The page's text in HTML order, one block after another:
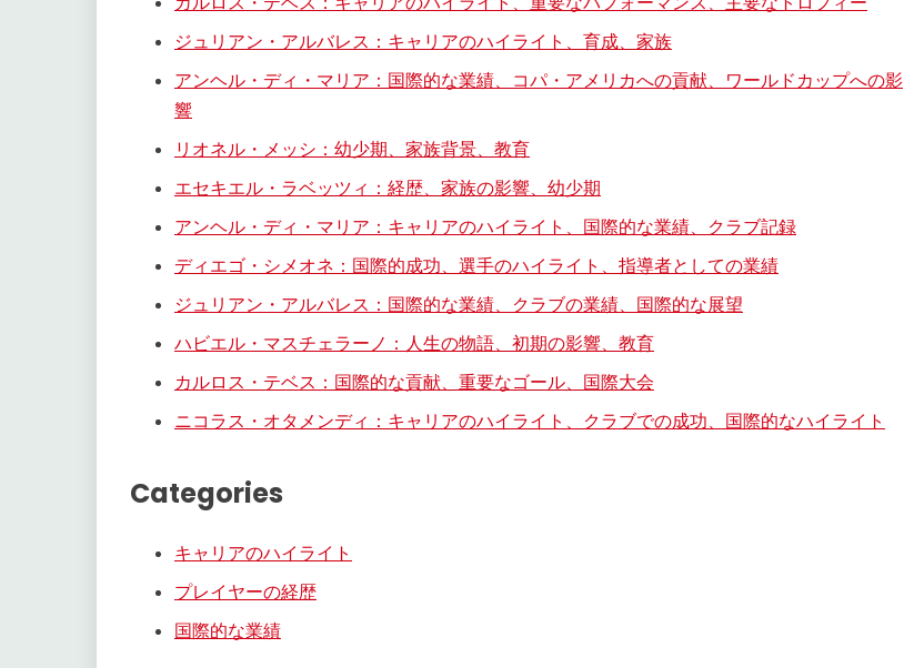
ジュリアン・アルバレス：キャリアのハイライト、育成、家族
アンヘル・ディ・マリア：国際的な業績、コパ・アメリカへの貢献、ワールドカップへの影
響
リオネル・メッシ：幼少期、家族背景、教育
エセキエル・ラベッツィ：経歴、家族の影響、幼少期
アンヘル・ディ・マリア：キャリアのハイライト、国際的な業績、クラブ記録
ディエゴ・シメオネ：国際的成功、選手のハイライト、指導者としての業績
ジュリアン・アルバレス：国際的な業績、クラブの業績、国際的な展望
ハビエル・マスチェラーノ：人生の物語、初期の影響、教育
カルロス・テベス：国際的な貢献、重要なゴール、国際大会
ニコラス・オタメンディ：キャリアのハイライト、クラブでの成功、国際的なハイライト
Categories
キャリアのハイライト
プレイヤーの経歴
国際的な業績